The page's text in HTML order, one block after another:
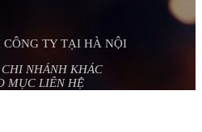
CÔNG TY TẠI HÀ NỘI
CHI NHÁNH KHÁC
MỤC LIÊN HỆ